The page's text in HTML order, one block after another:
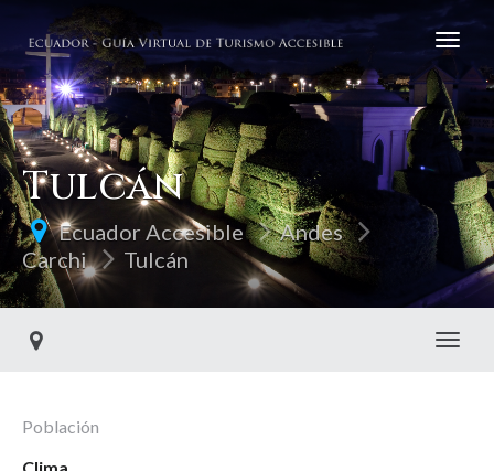
Tulcán
Ecuador Accesible
Andes
Carchi
Tulcán
Población